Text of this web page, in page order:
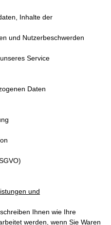
Inhalte der
und Nutzerbeschwerden
Service
Daten
und
Ihnen wie Ihre
werden, wenn Sie Waren